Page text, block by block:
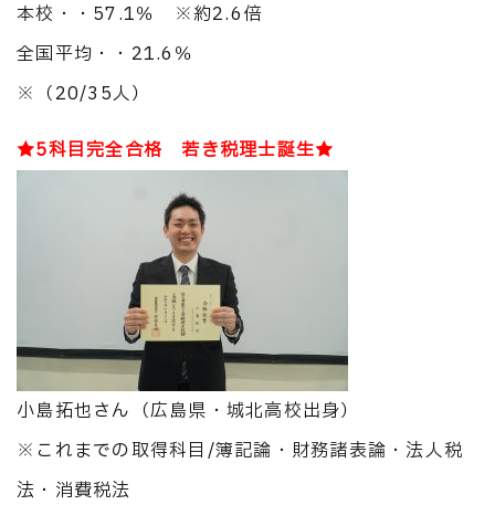
本校・・57.1％ ※約2.6倍
全国平均・・21.6％
※（20/35人）
★5科目完全合格 若き税理士誕生★
小島拓也さん（広島県・城北高校出身）
※これまでの取得科目/簿記論・財務諸表論・法人税
法・消費税法